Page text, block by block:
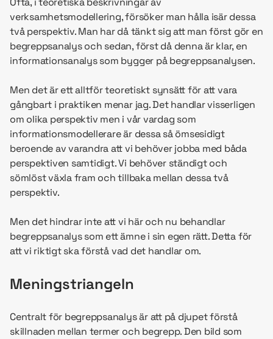
verksamhetsmodellering, försöker man hålla isär dessa
två perspektiv. Man har då tänkt sig att man först gör en
begreppsanalys och sedan, först då denna är klar, en
informationsanalys som bygger på begreppsanalysen.
Men det är ett alltför teoretiskt synsätt för att vara
gångbart i praktiken menar jag. Det handlar visserligen
om olika perspektiv men i vår vardag som
informationsmodellerare är dessa så ömsesidigt
beroende av varandra att vi behöver jobba med båda
perspektiven samtidigt. Vi behöver ständigt och
sömlöst växla fram och tillbaka mellan dessa två
perspektiv.
Men det hindrar inte att vi här och nu behandlar
begreppsanalys som ett ämne i sin egen rätt. Detta för
att vi riktigt ska förstå vad det handlar om.
Meningstriangeln
Centralt för begreppsanalys är att på djupet förstå
skillnaden mellan termer och begrepp. Den bild som